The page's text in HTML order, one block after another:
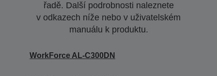
řadě. Další podrobnosti naleznete
v odkazech níže nebo v uživatelském
manuálu k produktu.
WorkForce AL-C300DN